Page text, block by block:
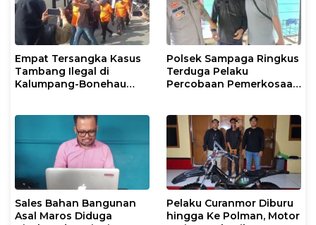
Empat Tersangka Kasus
Tambang Ilegal di
Kalumpang-Bonehau
Polsek Sampaga Ringkus
Terduga Pelaku
Percobaan Pemerkosaan
Sales Bahan Bangunan
Asal Maros Diduga
Pelaku Curanmor Diburu
hingga Ke Polman, Motor